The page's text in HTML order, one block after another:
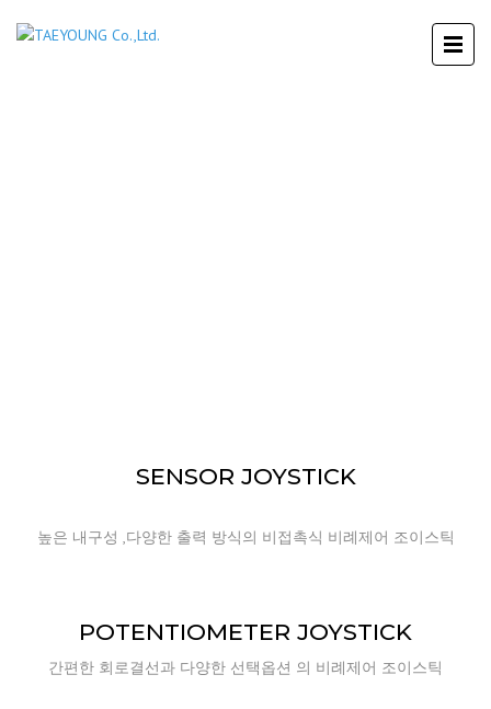
SENSOR JOYSTICK
높은 내구성 ,다양한 출력 방식의 비접촉식 비례제어 조이스틱
POTENTIOMETER JOYSTICK
간편한 회로결선과 다양한 선택옵션 의 비례제어 조이스틱